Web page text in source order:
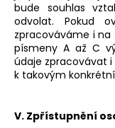
bude souhlas
odvolat. Pokud
zpracováváme i na
písmeny A až C
údaje zpracovávat
k takovým
V. Zpřístupnění